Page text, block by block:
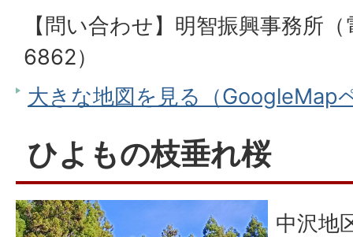
【問い合わせ】明智振興事務所
6862）
大きな地図を見る（GoogleMap
ひよもの枝垂れ桜
中沢地